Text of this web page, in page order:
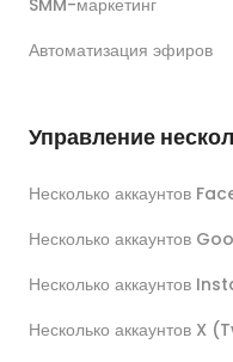
SMM-маркетинг
Автоматизация эфиров
Управление
Несколько аккаунтов
Несколько аккаунтов
Несколько аккаунтов
Несколько аккаунтов X